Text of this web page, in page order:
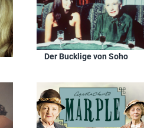
Der Bucklige von Soho